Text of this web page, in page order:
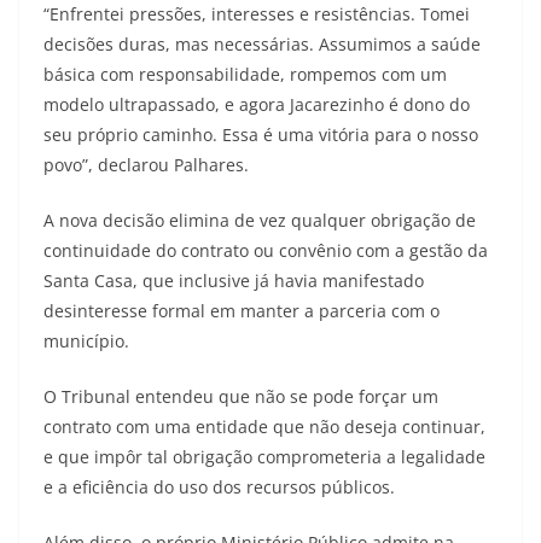
“Enfrentei pressões, interesses e resistências. Tomei
decisões duras, mas necessárias. Assumimos a saúde
básica com responsabilidade, rompemos com um
modelo ultrapassado, e agora Jacarezinho é dono do
seu próprio caminho. Essa é uma vitória para o nosso
povo”, declarou Palhares.
A nova decisão elimina de vez qualquer obrigação de
continuidade do contrato ou convênio com a gestão da
Santa Casa, que inclusive já havia manifestado
desinteresse formal em manter a parceria com o
município.
O Tribunal entendeu que não se pode forçar um
contrato com uma entidade que não deseja continuar,
e que impôr tal obrigação comprometeria a legalidade
e a eficiência do uso dos recursos públicos.